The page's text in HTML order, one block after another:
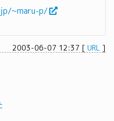
~maru-p/
2003-06-07 12:37 [ URL ]